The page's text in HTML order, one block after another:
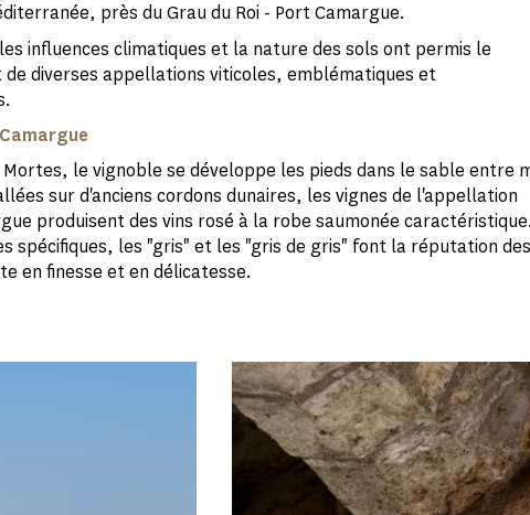
près du Grau du Roi - Port Camargue.
influences climatiques et la nature des sols ont permis le
diverses appellations viticoles, emblématiques et
Mortes, le vignoble se développe les pieds dans le sable entre
sur d'anciens cordons dunaires, les vignes de l'appellation
produisent des vins rosé à la robe saumonée caractéristique.
spécifiques, les "gris" et les "gris de gris" font la réputation des
en finesse et en délicatesse.